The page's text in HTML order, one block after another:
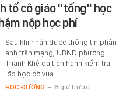
tố cô giáo "tống" học
nộp học phí
Sau khi nhận được thông tin phản
ánh trên mạng, UBND phường
Thanh Khê đã tiến hành kiểm tra
lớp học cờ vua.
HỌC ĐƯỜNG - 6 giờ trước